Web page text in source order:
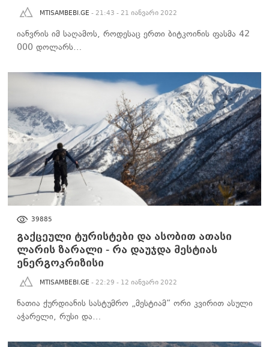
MTISAMBEBI.GE - 21:43 - 21 იანვარი 2022
იანვრის იმ საღამოს, როდესაც ერთი ბიტკოინის ფასმა 42
000 დოლარს…
39885
გაქცეული ტურისტები და ასობით ათასი
ლარის ზარალი - რა დაუჯდა მესტიას
ენერგოკრიზისი
MTISAMBEBI.GE - 22:29 - 12 იანვარი 2022
ნათია ქურდიანის სასტუმრო „მესტიამ“ ორი კვირით ასული
აჭარელი, რუსი და…